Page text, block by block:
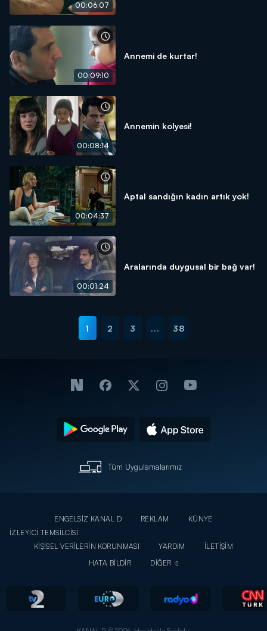
00:06:07
00:09:10
Annemi de kurtar!
00:08:14
Annemin kolyesi!
00:04:37
Aptal sandığın kadın artık yok!
00:01:24
Aralarında duygusal bir bağ var!
1 2 3 ... 38
Tüm Uygulamalarımız
ENGELSİZ KANAL D REKLAM
KÜNYE
İZLEYİCİ TEMSİLCİSİ
KİŞİSEL VERİLERİN KORUNMASI
YARDIM
İLETİŞİM
HATA BİLDİR
DİĞER